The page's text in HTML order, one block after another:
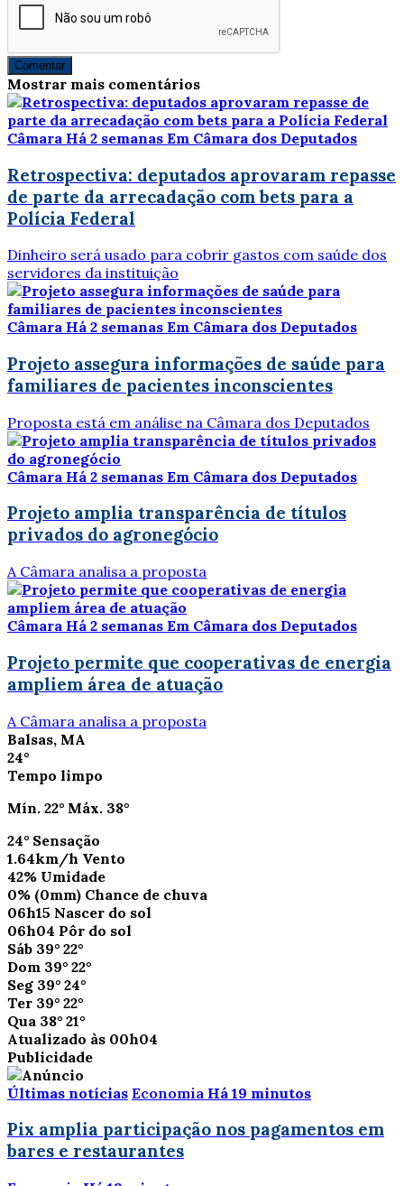
Comentar
Mostrar mais comentários
Câmara Há 2 semanas Em Câmara dos Deputados
Retrospectiva: deputados aprovaram repasse
de parte da arrecadação com bets para a
Polícia Federal
Dinheiro será usado para cobrir gastos com saúde dos
servidores da instituição
Câmara Há 2 semanas Em Câmara dos Deputados
Projeto assegura informações de saúde para
familiares de pacientes inconscientes
Proposta está em análise na Câmara dos Deputados
Câmara Há 2 semanas Em Câmara dos Deputados
Projeto amplia transparência de títulos
privados do agronegócio
A Câmara analisa a proposta
Câmara Há 2 semanas Em Câmara dos Deputados
Projeto permite que cooperativas de energia
ampliem área de atuação
A Câmara analisa a proposta
Balsas, MA
24°
Tempo limpo
Mín. 22° Máx. 38°
24° Sensação
1.64km/h Vento
42% Umidade
0% (0mm) Chance de chuva
06h15 Nascer do sol
06h04 Pôr do sol
Sáb 39° 22°
Dom 39° 22°
Seg 39° 24°
Ter 39° 22°
Qua 38° 21°
Atualizado às 00h04
Publicidade
Últimas notícias Economia Há 19 minutos
Pix amplia participação nos pagamentos em
bares e restaurantes